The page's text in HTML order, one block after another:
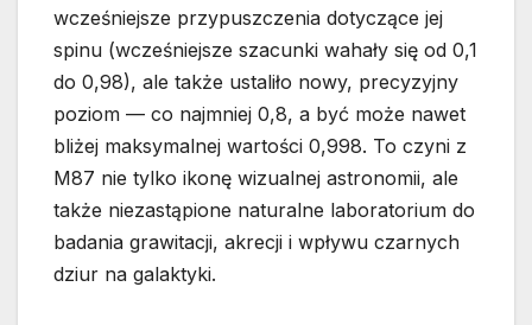
wcześniejsze przypuszczenia dotyczące jej
spinu (wcześniejsze szacunki wahały się od 0,1
do 0,98), ale także ustaliło nowy, precyzyjny
poziom — co najmniej 0,8, a być może nawet
bliżej maksymalnej wartości 0,998. To czyni z
M87 nie tylko ikonę wizualnej astronomii, ale
także niezastąpione naturalne laboratorium do
badania grawitacji, akrecji i wpływu czarnych
dziur na galaktyki.